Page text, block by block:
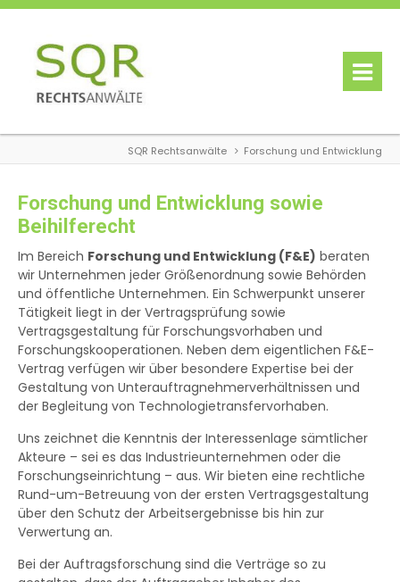
SQR Rechtsanwälte Forschung und Entwicklung
Forschung und Entwicklung sowie
Beihilferecht
Im Bereich Forschung und Entwicklung (F&E) beraten
wir Unternehmen jeder Größenordnung sowie Behörden
und öffentliche Unternehmen. Ein Schwerpunkt unserer
Tätigkeit liegt in der Vertragsprüfung sowie
Vertragsgestaltung für Forschungsvorhaben und
Forschungskooperationen. Neben dem eigentlichen F&E-
Vertrag verfügen wir über besondere Expertise bei der
Gestaltung von Unterauftragnehmerverhältnissen und
der Begleitung von Technologietransfervorhaben.
Uns zeichnet die Kenntnis der Interessenlage sämtlicher
Akteure – sei es das Industrieunternehmen oder die
Forschungseinrichtung – aus. Wir bieten eine rechtliche
Rund-um-Betreuung von der ersten Vertragsgestaltung
über den Schutz der Arbeitsergebnisse bis hin zur
Verwertung an.
Bei der Auftragsforschung sind die Verträge so zu